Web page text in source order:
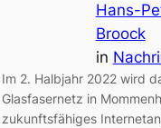
Hans-
Broock
in
Im 2. Halbjahr 2022 wird
Glasfasernetz in
zukunftsfähiges